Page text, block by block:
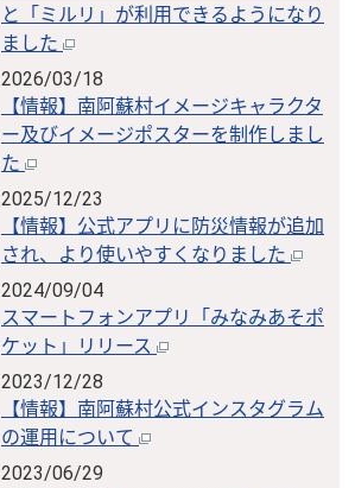
と「ミルリ」が利用できるようになり
ました
2026/03/18
【情報】南阿蘇村イメージキャラクタ
ー及びイメージポスターを制作しまし
た
2025/12/23
【情報】公式アプリに防災情報が追加
され、より使いやすくなりました
2024/09/04
スマートフォンアプリ「みなみあそポ
ケット」リリース
2023/12/28
【情報】南阿蘇村公式インスタグラム
の運用について
2023/06/29